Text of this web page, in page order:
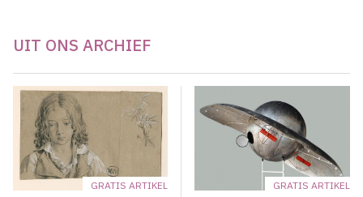
UIT ONS ARCHIEF
GRATIS ARTIKEL GRATIS ARTIKEL